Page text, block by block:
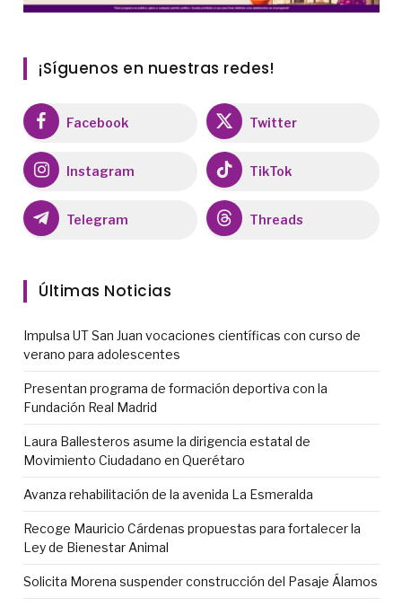
¡Síguenos en nuestras redes!
Facebook Twitter
Instagram TikTok
Telegram Threads
Últimas Noticias
Impulsa UT San Juan vocaciones científicas con curso de
verano para adolescentes
Presentan programa de formación deportiva con la
Fundación Real Madrid
Laura Ballesteros asume la dirigencia estatal de
Movimiento Ciudadano en Querétaro
Avanza rehabilitación de la avenida La Esmeralda
Recoge Mauricio Cárdenas propuestas para fortalecer la
Ley de Bienestar Animal
Solicita Morena suspender construcción del Pasaje Álamos